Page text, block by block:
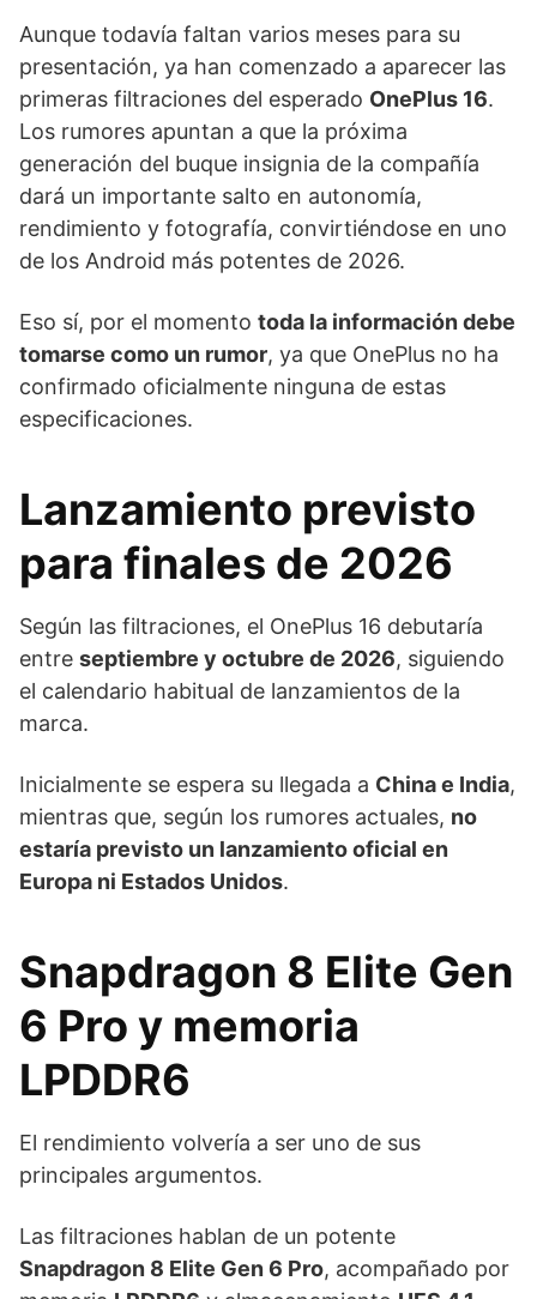
Aunque todavía faltan varios meses para su
presentación, ya han comenzado a aparecer las
primeras filtraciones del esperado OnePlus 16.
Los rumores apuntan a que la próxima
generación del buque insignia de la compañía
dará un importante salto en autonomía,
rendimiento y fotografía, convirtiéndose en uno
de los Android más potentes de 2026.
Eso sí, por el momento toda la información debe
tomarse como un rumor, ya que OnePlus no ha
confirmado oficialmente ninguna de estas
especificaciones.
Lanzamiento previsto
para finales de 2026
Según las filtraciones, el OnePlus 16 debutaría
entre septiembre y octubre de 2026, siguiendo
el calendario habitual de lanzamientos de la
marca.
Inicialmente se espera su llegada a China e India,
mientras que, según los rumores actuales, no
estaría previsto un lanzamiento oficial en
Europa ni Estados Unidos.
Snapdragon 8 Elite Gen
6 Pro y memoria
LPDDR6
El rendimiento volvería a ser uno de sus
principales argumentos.
Las filtraciones hablan de un potente
Snapdragon 8 Elite Gen 6 Pro, acompañado por